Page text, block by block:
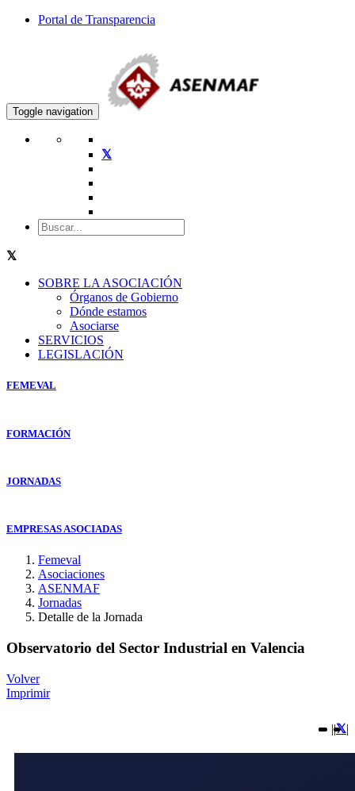
Portal de Transparencia
Toggle navigation
SOBRE LA ASOCIACIÓN
Órganos de Gobierno
Dónde estamos
Asociarse
SERVICIOS
LEGISLACIÓN
FEMEVAL
FORMACIÓN
JORNADAS
EMPRESAS ASOCIADAS
Femeval
Asociaciones
ASENMAF
Jornadas
Detalle de la Jornada
Observatorio del Sector Industrial en Valencia
Volver
Imprimir
|| |